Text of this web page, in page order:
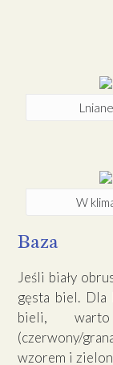
W
Baza
Jeśli biały
gęsta biel. Dla
bieli,
(czerwony/
wzorem i